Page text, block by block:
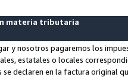
materia tributaria
y nosotros pagaremos los
estatales o locales
se declaren en la factura original